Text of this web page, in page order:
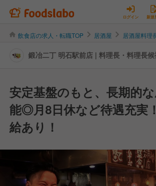
ログイン 新規
飲食店の求人・転職TOP 居酒屋 居酒屋料理
鍛冶二丁 明石駅前店 | 料理長・料理長
安定基盤のもと、長期的
能◎月8日休など待遇充実
給あり！